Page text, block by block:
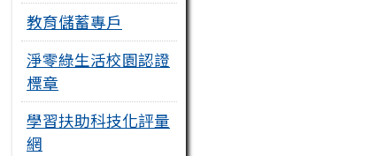
教育儲蓄專戶
淨零綠生活校園認證
標章
學習扶助科技化評量
網